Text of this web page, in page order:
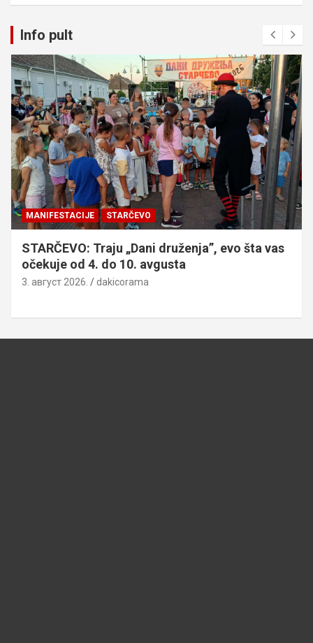
Info pult
MANIFESTACIJE STARČEVO
STARČEVO: Traju „Dani druženja”, evo šta vas
očekuje od 4. do 10. avgusta
3. август 2026. dakicorama